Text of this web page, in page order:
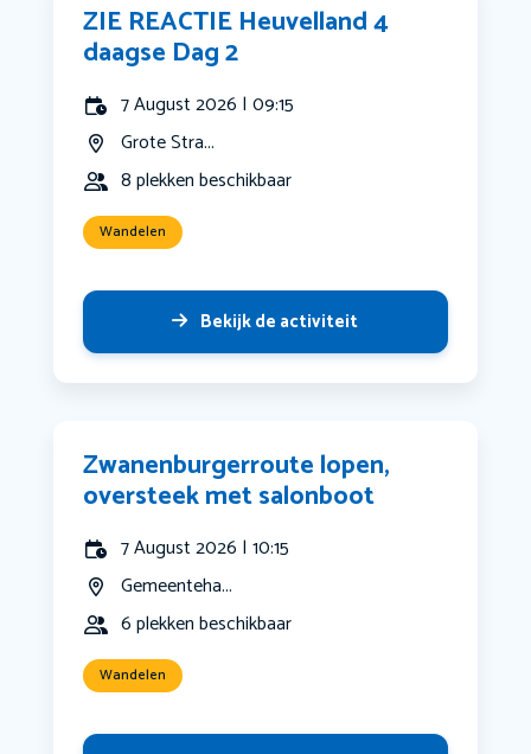
ZIE REACTIE Heuvelland 4
daagse Dag 2
7 August 2026 | 09:15
Grote Stra...
8 plekken beschikbaar
Wandelen
Bekijk de activiteit
Zwanenburgerroute lopen,
oversteek met salonboot
7 August 2026 | 10:15
Gemeenteha...
6 plekken beschikbaar
Wandelen